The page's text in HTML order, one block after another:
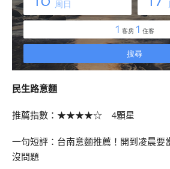
民生路意麵
推薦指數：★★★★☆ 4顆星
一句短評：台南意麵推薦！開到凌晨要
沒問題